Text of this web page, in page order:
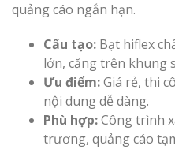
quảng cáo ngắn hạn.
Cấu tạo: Bạt hiflex
lớn, căng trên khung
Ưu điểm:Giá rẻ, thi
nội dung dễ dàng.
Phù hợp:Công trình
trương, quảng cáo